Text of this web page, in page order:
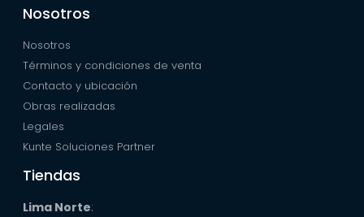
Nosotros
Nosotros
Términos y condiciones de venta
Contacto y ubicación
Obras realizadas
Legales
Kunte Soluciones Partner
Tiendas
Lima Norte: